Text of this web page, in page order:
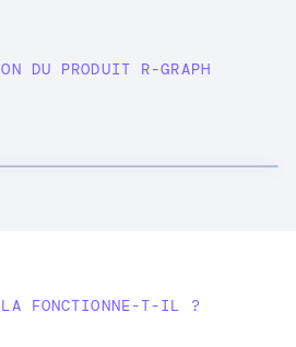
DU PRODUIT R-GRAPH
FONCTIONNE-T-IL ?